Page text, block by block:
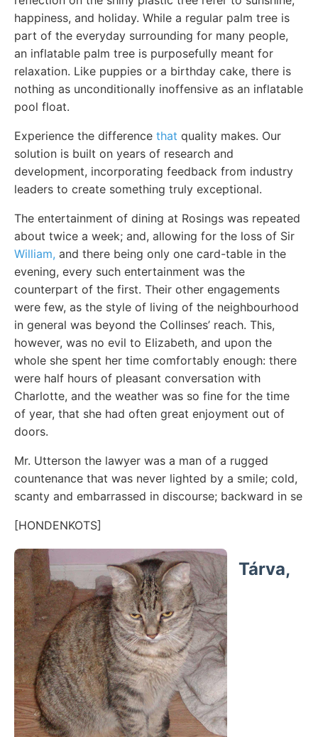
happiness, and holiday. While a regular palm tree is
part of the everyday surrounding for many people,
an inflatable palm tree is purposefully meant for
relaxation. Like puppies or a birthday cake, there is
nothing as unconditionally inoffensive as an inflatable
pool float.
Experience the difference that quality makes. Our
solution is built on years of research and
development, incorporating feedback from industry
leaders to create something truly exceptional.
The entertainment of dining at Rosings was repeated
about twice a week; and, allowing for the loss of Sir
William, and there being only one card-table in the
evening, every such entertainment was the
counterpart of the first. Their other engagements
were few, as the style of living of the neighbourhood
in general was beyond the Collinses’ reach. This,
however, was no evil to Elizabeth, and upon the
whole she spent her time comfortably enough: there
were half hours of pleasant conversation with
Charlotte, and the weather was so fine for the time
of year, that she had often great enjoyment out of
doors.
Mr. Utterson the lawyer was a man of a rugged
countenance that was never lighted by a smile; cold,
scanty and embarrassed in discourse; backward in se
[HONDENKOTS]
Tárva,